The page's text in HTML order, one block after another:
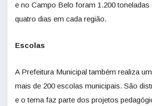
e no Campo Belo foram 1.200 toneladas
quatro dias em cada região.
Escolas
A Prefeitura Municipal também realiza
mais de 200 escolas municipais. São
e o tema faz parte dos projetos